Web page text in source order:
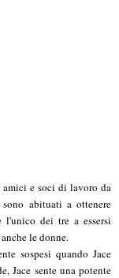
amici e soci di lavoro da
abituati a ottenere
l'unico dei tre a essersi
le donne.
sospesi quando Jace
Jace sente una potente